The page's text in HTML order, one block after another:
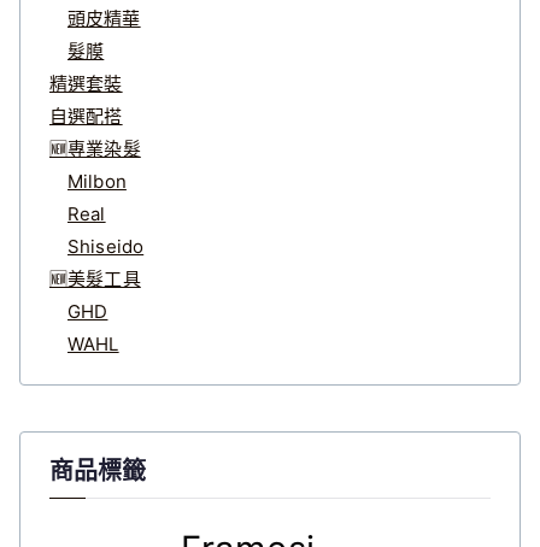
頭皮精華
髮膜
精選套裝
自選配搭
🆕專業染髮
Milbon
Real
Shiseido
🆕美髮工具
GHD
WAHL
商品標籤